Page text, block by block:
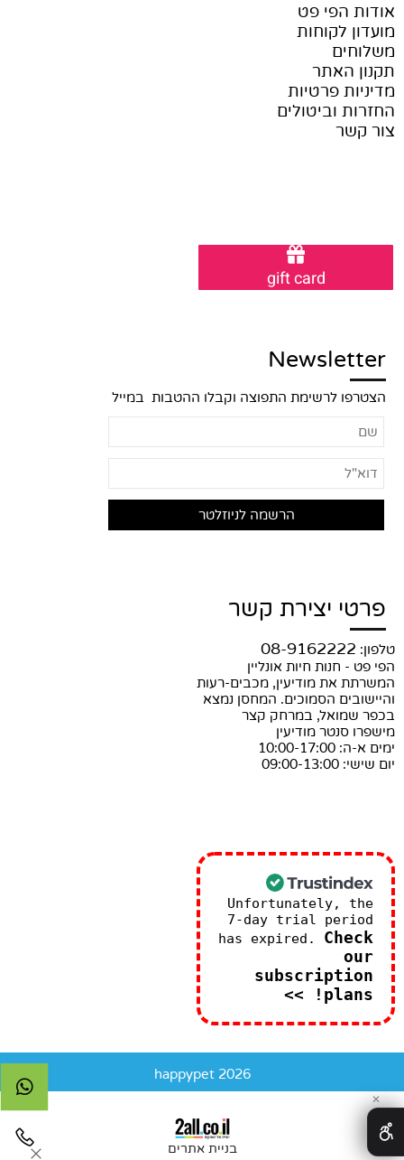
אודות הפי פט
מועדון לקוחות
משלוחים
תקנון האתר
מדיניות פרטיות
החזרות וביטולים
צור קשר
gift card
Newsletter
הצטרפו לרשימת התפוצה וקבלו ההטבות במייל
פרטי יצירת קשר
טלפון: 08-9162222
הפי פט - חנות חיות אונליין
המשרתת את מודיעין, מכבים-רעות
והיישובים הסמוכים. המחסן נמצא
בכפר שמואל, במרחק קצר
מישפרו סנטר מודיעין
ימים א-ה: 10:00-17:00
יום שישי: 09:00-13:00
Unfortunately, the
7-day trial period
has expired. Check
our
subscription
plans! >>
happypet 2026
בניית אתרים
✕